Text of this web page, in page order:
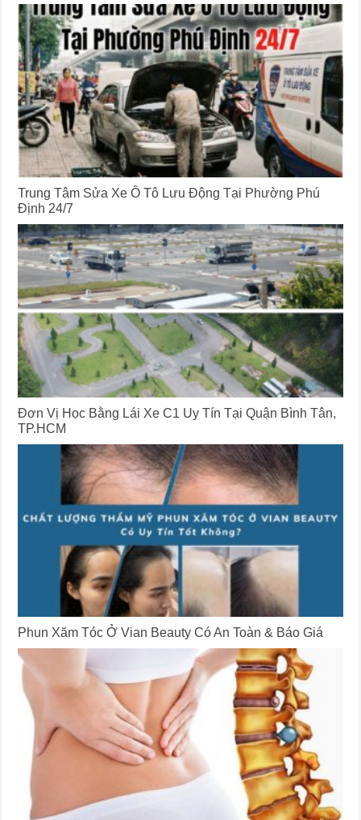
Trung Tâm Sửa Xe Ô Tô Lưu Động Tại Phường Phú
Định 24/7
Đơn Vị Học Bằng Lái Xe C1 Uy Tín Tại Quận Bình Tân,
TP.HCM
Phun Xăm Tóc Ở Vian Beauty Có An Toàn & Báo Giá